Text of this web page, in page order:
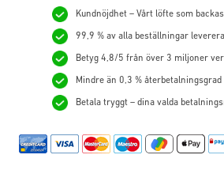
Kundnöjdhet – Vårt löfte som
99,9 % av alla beställningar
Betyg 4,8/5 från över 3 miljoner
Mindre än 0,3 %
Betala tryggt – dina valda